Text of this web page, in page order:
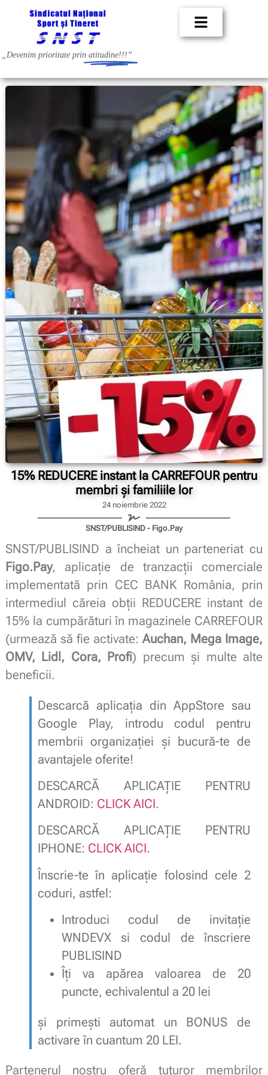
„Devenim prioritate prin atitudine!!!”
15% REDUCERE instant la CARREFOUR pentru
membri și familiile lor
24 noiembrie 2022
SNST/PUBLISIND - Figo.Pay
SNST/PUBLISIND a încheiat un parteneriat cu
Figo.Pay, aplicație de tranzacții comerciale
implementată prin CEC BANK România, prin
intermediul căreia obții REDUCERE instant de
15% la cumpărături în magazinele CARREFOUR
(urmează să fie activate:Auchan, Mega Image,
OMV, Lidl, Cora, Profi) precum și multe alte
beneficii.
Descarcă aplicația din AppStore sau
Google Play, introdu codul pentru
membrii organizației și bucură-te de
avantajele oferite!
DESCARCĂ APLICAȚIE PENTRU
ANDROID: CLICK AICI.
DESCARCĂ APLICAȚIE PENTRU
IPHONE: CLICK AICI.
Înscrie-te în aplicație folosind cele 2
coduri, astfel:
Introduci codul de invitație
WNDEVX si codul de înscriere
PUBLISIND
Îți va apărea valoarea de 20
puncte, echivalentul a 20 lei
și primești automat un BONUS de
activare în cuantum 20 LEI.
Partenerul nostru oferă tuturor membrilor